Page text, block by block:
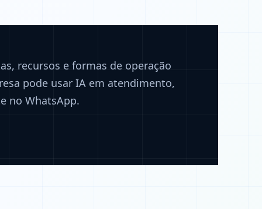
recursos e formas de operação
pode usar IA em atendimento,
no WhatsApp.